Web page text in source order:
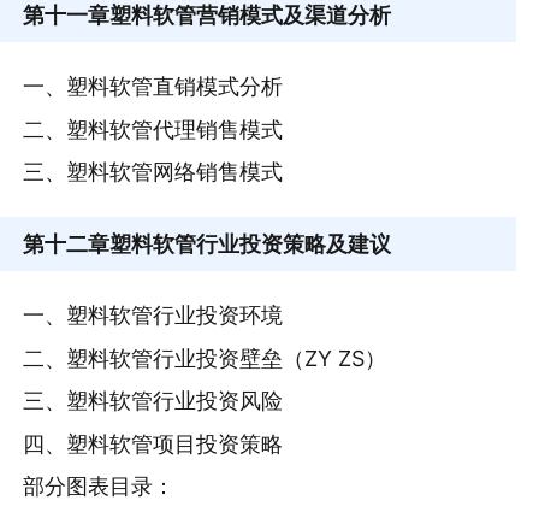
第十一章塑料软管营销模式及渠道分析
一、塑料软管直销模式分析
二、塑料软管代理销售模式
三、塑料软管网络销售模式
第十二章塑料软管行业投资策略及建议
一、塑料软管行业投资环境
二、塑料软管行业投资壁垒（ZY ZS）
三、塑料软管行业投资风险
四、塑料软管项目投资策略
部分图表目录：